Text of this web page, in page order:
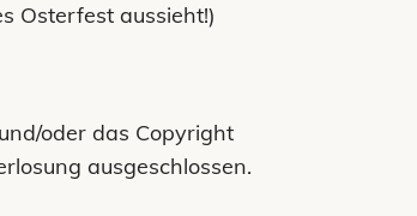
Osterfest aussieht!)
oder das Copyright
ausgeschlossen.